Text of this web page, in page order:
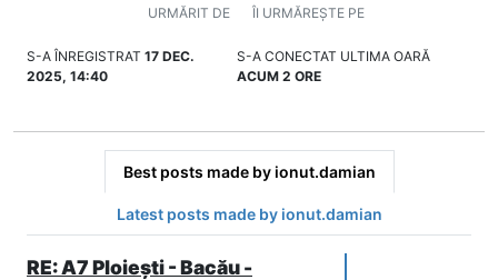
URMĂRIT DE ÎI URMĂREȘTE PE
S-A ÎNREGISTRAT 17 DEC.
2025, 14:40
S-A CONECTAT ULTIMA OARĂ
ACUM 2 ORE
Best posts made by ionut.damian
Latest posts made by ionut.damian
RE: A7 Ploiești - Bacău -